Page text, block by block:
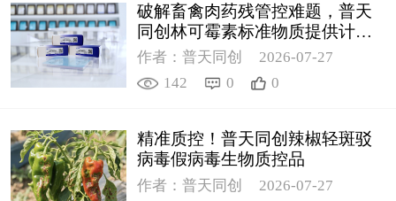
破解畜禽肉药残管控难题，普天
同创林可霉素标准物质提供计量
支撑
作者：普天同创
2026-07-27
142
0 0
精准质控！普天同创辣椒轻斑驳
病毒假病毒生物质控品
作者：普天同创
2026-07-27